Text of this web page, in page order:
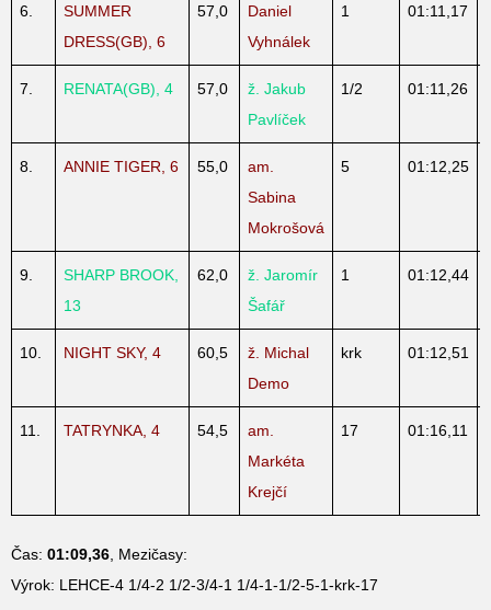
6.
SUMMER
DRESS(GB), 6
57,0
Daniel
Vyhnálek
1 01:11,17
7. RENATA(GB), 4 57,0
ž. Jakub
Pavlíček
1/2 01:11,26
8. ANNIE TIGER, 6 55,0
am.
Sabina
Mokrošová
5 01:12,25
9.
SHARP BROOK,
13
62,0
ž. Jaromír
Šafář
1 01:12,44
10. NIGHT SKY, 4 60,5
ž. Michal
Demo
krk 01:12,51
11. TATRYNKA, 4 54,5
am.
Markéta
Krejčí
17 01:16,11
Čas: 01:09,36 , Mezičasy:
Výrok: LEHCE-4 1/4-2 1/2-3/4-1 1/4-1-1/2-5-1-krk-17